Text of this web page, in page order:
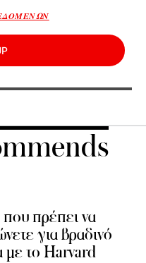
πρέπει να
για βραδινό
το Harvard